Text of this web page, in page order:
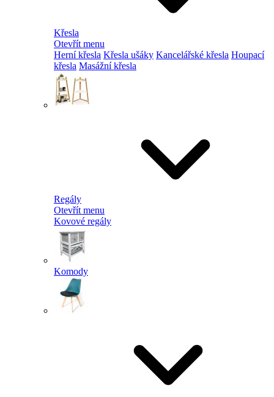
Křesla
Otevřít menu
Herní křesla Křesla ušáky Kancelářské křesla Houpací
křesla Masážní křesla
Regály
Otevřít menu
Kovové regály
Komody